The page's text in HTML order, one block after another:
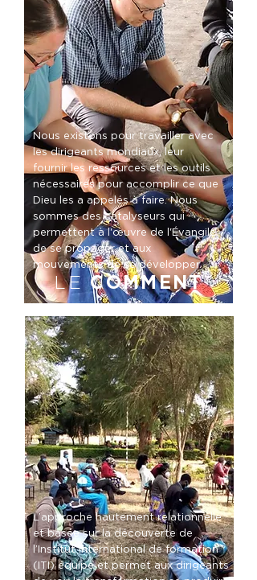
Nous existons pour travailler avec
les dirigeants mondiaux, leur
fournir les ressources et les outils
nécessaires pour accomplir ce que
Dieu les a appelés à faire. Nous
sommes des catalyseurs qui
permettent à l'œuvre de l'Évangile
de se propager et aux
mouvements de se développer.
LE COMMENT
L’approche hautement relationnelle
et basée sur la découverte de
l’Institut international de formation
(ITI) équipe et permet aux dirigeants